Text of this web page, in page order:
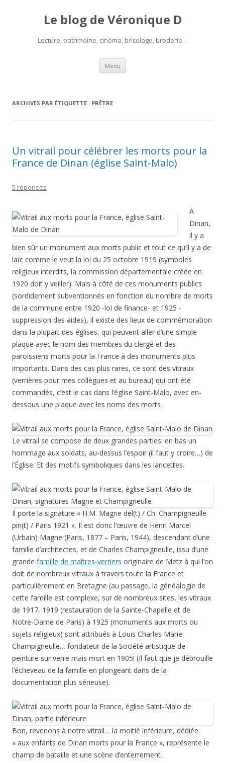
Le blog de Véronique D
Lecture, patrimoine, cinéma, bricolage, broderie…
Menu Aller
contenu
ARCHIVES PAR ÉTIQUETTE : PRÊTRE
Un vitrail pour célébrer les morts pour la
France de Dinan (église Saint-Malo)
5 réponses
A
Dinan,
il y a
bien sûr un monument aux morts public et tout ce qu’il y a de
laïc comme le veut la loi du 25 octobre 1919 (symboles
religieux interdits, la commission départementale créée en
1920 doit y veiller). Mais à côté de ces monuments publics
(sordidement subventionnés en fonction du nombre de morts
de la commune entre 1920 -loi de finance- et 1925 -
suppression des aides), il existe des lieux de commémoration
dans la plupart des églises, qui peuvent aller d’une simple
plaque avec le nom des membres du clergé et des
paroissiens morts pour la France à des monuments plus
importants. Dans des cas plus rares, ce sont des vitraux
(verrières pour mes collègues et au bureau) qui ont été
commandés, c’est le cas dans l’église Saint-Malo, avec en-
dessous une plaque avec les noms des morts.
Le vitrail se compose de deux grandes parties: en bas un
hommage aux soldats, au-dessus l’espoir (il faut y croire…) de
l’Église. Et des motifs symboliques dans les lancettes.
Il porte la signature « H.M. Magne del(t) / Ch. Champigneulle
pin(t) / Paris 1921 ». Il est donc l’œuvre de Henri Marcel
(Urbain) Magne (Paris, 1877 – Paris, 1944), descendant d’une
famille d’architectes, et de Charles Champigneulle, issu d’une
grande famille de maîtres-verriers originaire de Metz à qui l’on
doit de nombreux vitraux à travers toute la France et
particulièrement en Bretagne (au passage, la généalogie de
cette famille est complexe, sur de nombreux sites, les vitraux
de 1917, 1919 (restauration de la Sainte-Chapelle et de
Notre-Dame de Paris) à 1925 (monuments aux morts ou
sujets religieux) sont attribués à Louis Charles Marie
Champigneulle… fondateur de la Société artistique de
peinture sur verre mais mort en 1905! (Il faut que je débrouille
l’écheveau de la famille en plongeant dans de la
documentation plus sérieuse).
Bon, revenons à notre vitrail… la moitié inférieure, dédiée
« aux enfants de Dinan morts pour la France », représente le
champ de bataille et une scène d’enterrement.